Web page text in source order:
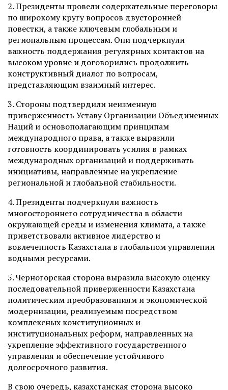
2. Президенты провели содержательные переговоры
по широкому кругу вопросов двусторонней
повестки, а также ключевым глобальным и
региональным процессам. Они подчеркнули
важность поддержания регулярных контактов на
высоком уровне и договорились продолжить
конструктивный диалог по вопросам,
представляющим взаимный интерес.
3. Стороны подтвердили неизменную
приверженность Уставу Организации Объединенных
Наций и основополагающим принципам
международного права, а также выразили
готовность координировать усилия в рамках
международных организаций и поддерживать
инициативы, направленные на укрепление
региональной и глобальной стабильности.
4. Президенты подчеркнули важность
многостороннего сотрудничества в области
окружающей среды и изменения климата, а также
приветствовали активное лидерство и
вовлеченность Казахстана в глобальном управлении
водными ресурсами.
5. Черногорская сторона выразила высокую оценку
последовательной приверженности Казахстана
политическим преобразованиям и экономической
модернизации, реализуемым посредством
комплексных конституционных и
институциональных реформ, направленных на
укрепление эффективного государственного
управления и обеспечение устойчивого
долгосрочного развития.
В свою очередь, казахстанская сторона высоко